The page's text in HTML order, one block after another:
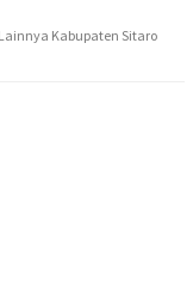
Kabupaten Sitaro